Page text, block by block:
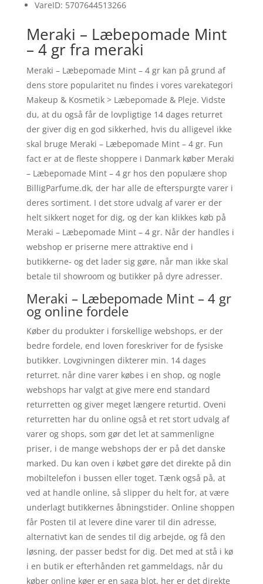
VareID: 5707644513266
Meraki – Læbepomade Mint
– 4 gr fra meraki
Meraki – Læbepomade Mint – 4 gr kan på grund af
dens store popularitet nu findes i vores varekategori
Makeup & Kosmetik > Læbepomade & Pleje. Vidste
du, at du også får de lovpligtige 14 dages returret
der giver dig en god sikkerhed, hvis du alligevel ikke
skal bruge Meraki – Læbepomade Mint – 4 gr. Fun
fact er at de fleste shoppere i Danmark køber Meraki
– Læbepomade Mint – 4 gr hos den populære shop
BilligParfume.dk, der har alle de efterspurgte varer i
deres sortiment. I det store udvalg af varer er der
helt sikkert noget for dig, og der kan klikkes køb på
Meraki – Læbepomade Mint – 4 gr. Når der handles i
webshop er priserne mere attraktive end i
butikkerne- og det lader sig gøre, når man ikke skal
betale til showroom og butikker på dyre adresser.
Meraki – Læbepomade Mint – 4 gr
og online fordele
Køber du produkter i forskellige webshops, er der
bedre fordele, end loven foreskriver for de fysiske
butikker. Lovgivningen dikterer min. 14 dages
returret. når dine varer købes i en shop, og nogle
webshops har valgt at give mere end standard
returretten og giver meget længere returtid. Oveni
returretten har du online også et ret stort udvalg af
varer og shops, som gør det let at sammenligne
priser, i de mange webshops der er på det danske
marked. Du kan oven i købet gøre det direkte på din
mobiltelefon i bussen eller toget. Tænk også på, at
ved at handle online, så slipper du helt for, at være
underlagt butikkernes åbningstider. Online shoppen
får Posten til at levere dine varer til din adresse,
alternativt kan de sendes til dig arbejde, og få den
løsning, der passer bedst for dig. Det med at stå i kø
i en butik er efterhånden ret gammeldags, når du
køber online køer er en saga blot, her er det direkte